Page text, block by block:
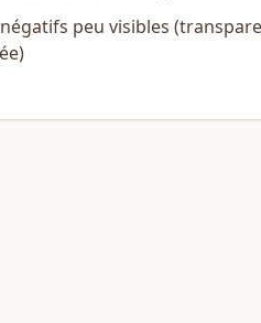
peu visibles